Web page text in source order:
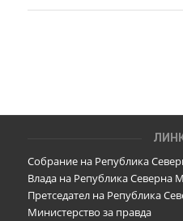
Собрание на Република
Влада на Република Северна
Претседател на Република
Министерство за правда